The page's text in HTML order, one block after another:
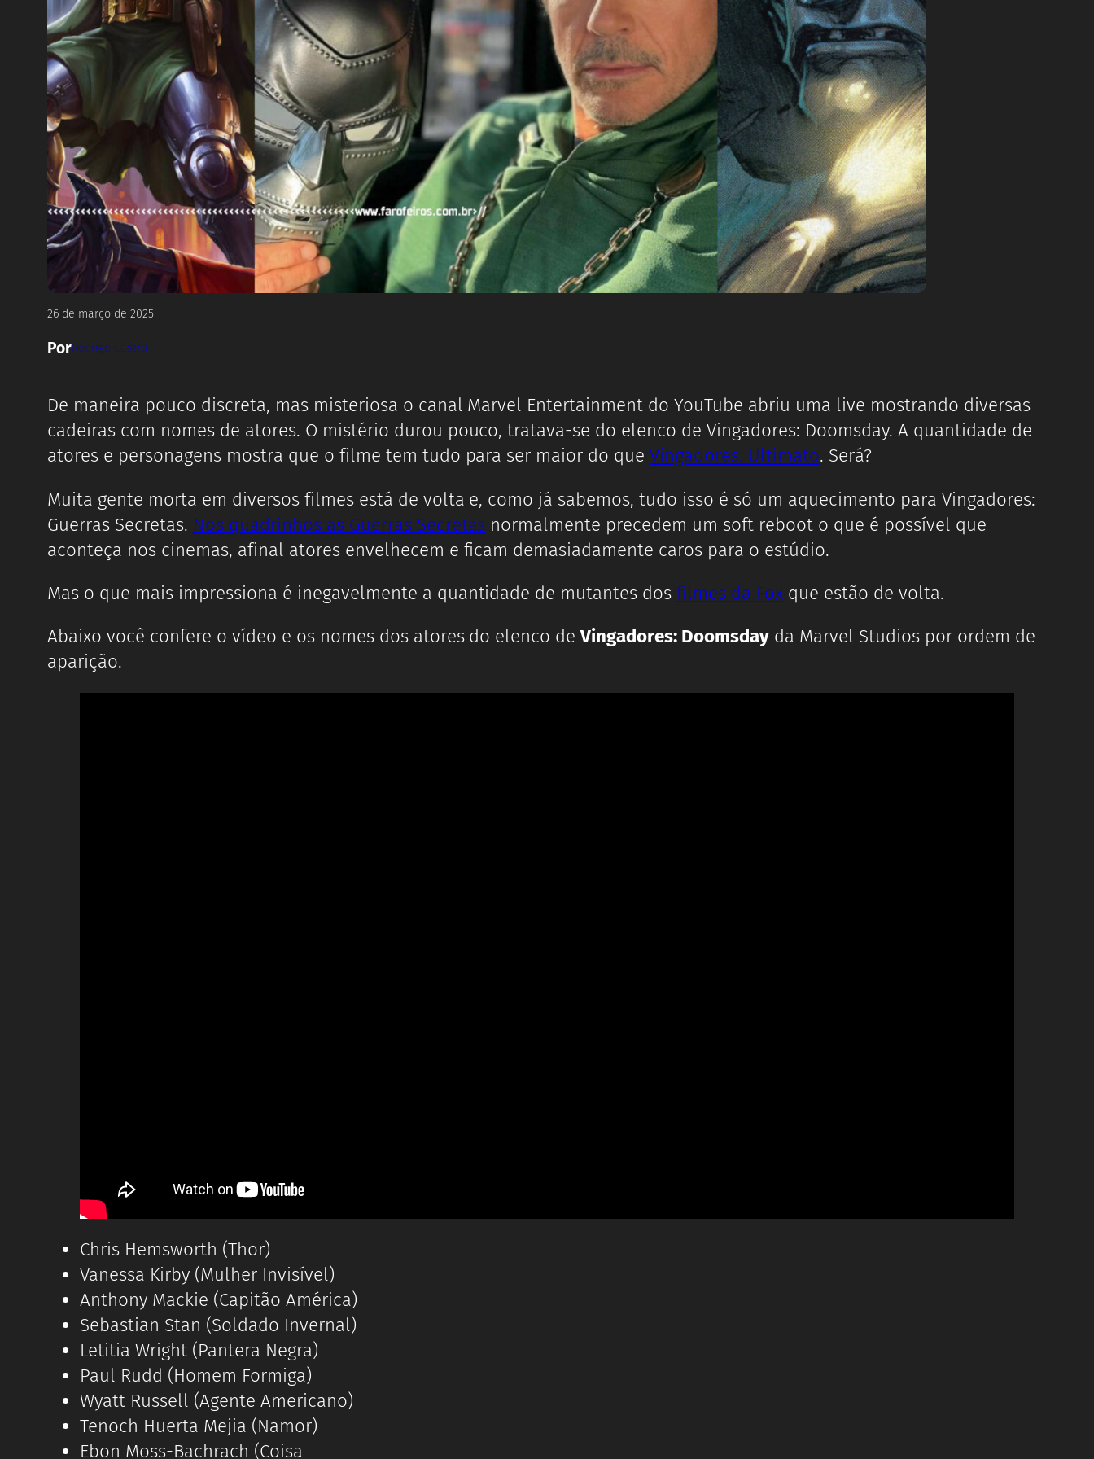
26 de março de 2025
PorRodrigo Castro
De maneira pouco discreta, mas misteriosa o canal Marvel Entertainment do YouTube abriu uma live mostrando diversas
cadeiras com nomes de atores. O mistério durou pouco, tratava-se do elenco de Vingadores: Doomsday. A quantidade de
atores e personagens mostra que o filme tem tudo para ser maior do queVingadores: Ultimato. Será?
Muita gente morta em diversos filmes está de volta e, como já sabemos, tudo isso é só um aquecimento para Vingadores:
Guerras Secretas. Nos quadrinhos as Guerras Secretas normalmente precedem um soft reboot o que é possível que
aconteça nos cinemas, afinal atores envelhecem e ficam demasiadamente caros para o estúdio.
Mas o que mais impressiona é inegavelmente a quantidade de mutantes dosfilmes da Fox que estão de volta.
Abaixo você confere o vídeo e os nomes dos atores do elenco deVingadores: Doomsday da Marvel Studios por ordem de
aparição.
Chris Hemsworth (Thor)
Vanessa Kirby (Mulher Invisível)
Anthony Mackie (Capitão América)
Sebastian Stan (Soldado Invernal)
Letitia Wright (Pantera Negra)
Paul Rudd (Homem Formiga)
Wyatt Russell (Agente Americano)
Tenoch Huerta Mejia (Namor)
Ebon Moss-Bachrach (Coisa